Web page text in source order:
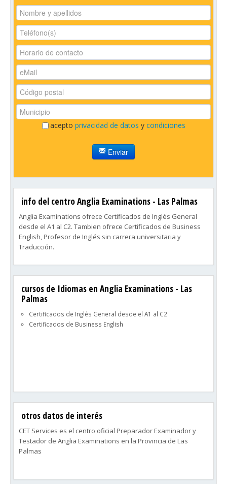
acepto privacidad de datos y condiciones
Enviar
info del centro Anglia Examinations - Las Palmas
Anglia Examinations ofrece Certificados de Inglés General
desde el A1 al C2. Tambien ofrece Certificados de Business
English, Profesor de Inglés sin carrera universitaria y
Traducción.
cursos de Idiomas en Anglia Examinations - Las
Palmas
Certificados de Inglés General desde el A1 al C2
Certificados de Business English
otros datos de interés
CET Services es el centro oficial Preparador Examinador y
Testador de Anglia Examinations en la Provincia de Las
Palmas